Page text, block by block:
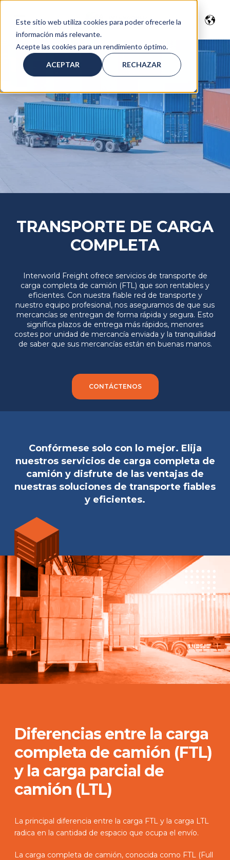
Este sitio web utiliza cookies para poder ofrecerle la
información más relevante.
Acepte las cookies para un rendimiento óptimo.
ACEPTAR RECHAZAR
TRANSPORTE DE CARGA
COMPLETA
Interworld Freight ofrece servicios de transporte de
carga completa de camión (FTL) que son rentables y
eficientes. Con nuestra fiable red de transporte y
nuestro equipo profesional, nos aseguramos de que sus
mercancías se entregan de forma rápida y segura. Esto
significa plazos de entrega más rápidos, menores
costes por unidad de mercancía enviada y la tranquilidad
de saber que sus mercancías están en buenas manos.
CONTÁCTENOS
Confórmese solo con lo mejor. Elija
nuestros servicios de carga completa de
camión y disfrute de las ventajas de
nuestras soluciones de transporte fiables
y eficientes.
Diferencias entre la carga
completa de camión (FTL)
y la carga parcial de
camión (LTL)
La principal diferencia entre la carga FTL y la carga LTL
radica en la cantidad de espacio que ocupa el envío.
La carga completa de camión, conocida como FTL (Full